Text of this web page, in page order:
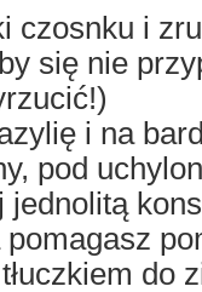
czosnku i
się nie
i na
pod
jednolitą
do